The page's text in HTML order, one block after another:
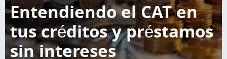
Entendiendo el CAT en
tus créditos y préstamos
sin intereses